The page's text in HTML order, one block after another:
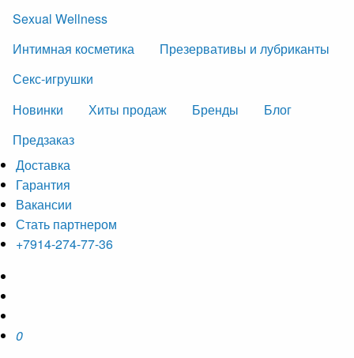
Sexual Wellness
Интимная косметика
Презервативы и лубриканты
Секс-игрушки
Новинки
Хиты продаж Бренды
Блог
Предзаказ
Доставка
Гарантия
Вакансии
Стать партнером
+7914-274-77-36
0